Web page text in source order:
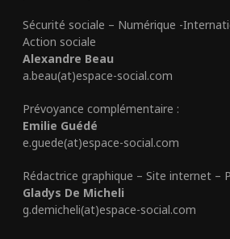
Sécurité sociale – Numérique -
Action sociale
Alexandre Beau
a.beau(at)espace-social.com
Prévoyance complémentaire :
Emilie Guédé
e.guede(at)espace-social.com
Rédactrice graphique – Site internet –
Gladys De Micheli
g.demicheli(at)espace-social.com